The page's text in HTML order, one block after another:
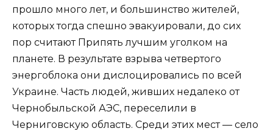
прошло много лет, и большинство жителей,
которых тогда спешно эвакуировали, до сих
пор считают Припять лучшим уголком на
планете. В результате взрыва четвертого
энергоблока они дислоцировались по всей
Украине. Часть людей, живших недалеко от
Чернобыльской АЭС, переселили в
Черниговскую область. Среди этих мест — село